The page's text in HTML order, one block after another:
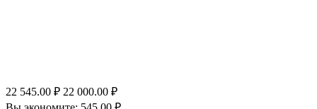
22 545.00 ₽ 22 000.00 ₽